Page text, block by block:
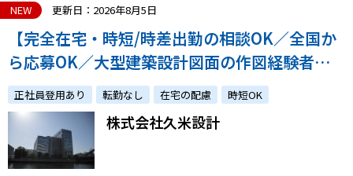
NEW 更新日：2026年8月5日
【完全在宅・時短/時差出勤の相談OK／全国か
ら応募OK／大型建築設計図面の作図経験者募
集！】創業88年、国内外のプロジェクトを手掛
ける設計事務所での建築CADオペレーター
正社員登用あり 転勤なし 在宅の配慮 時短OK
株式会社久米設計